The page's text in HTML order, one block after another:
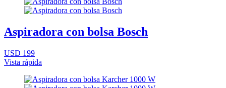
Aspiradora con bolsa Bosch
USD 199
Vista rápida